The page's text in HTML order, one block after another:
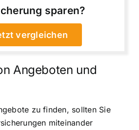
sparen?
vergleichen
Angeboten und
zu finden, sollten Sie
miteinander